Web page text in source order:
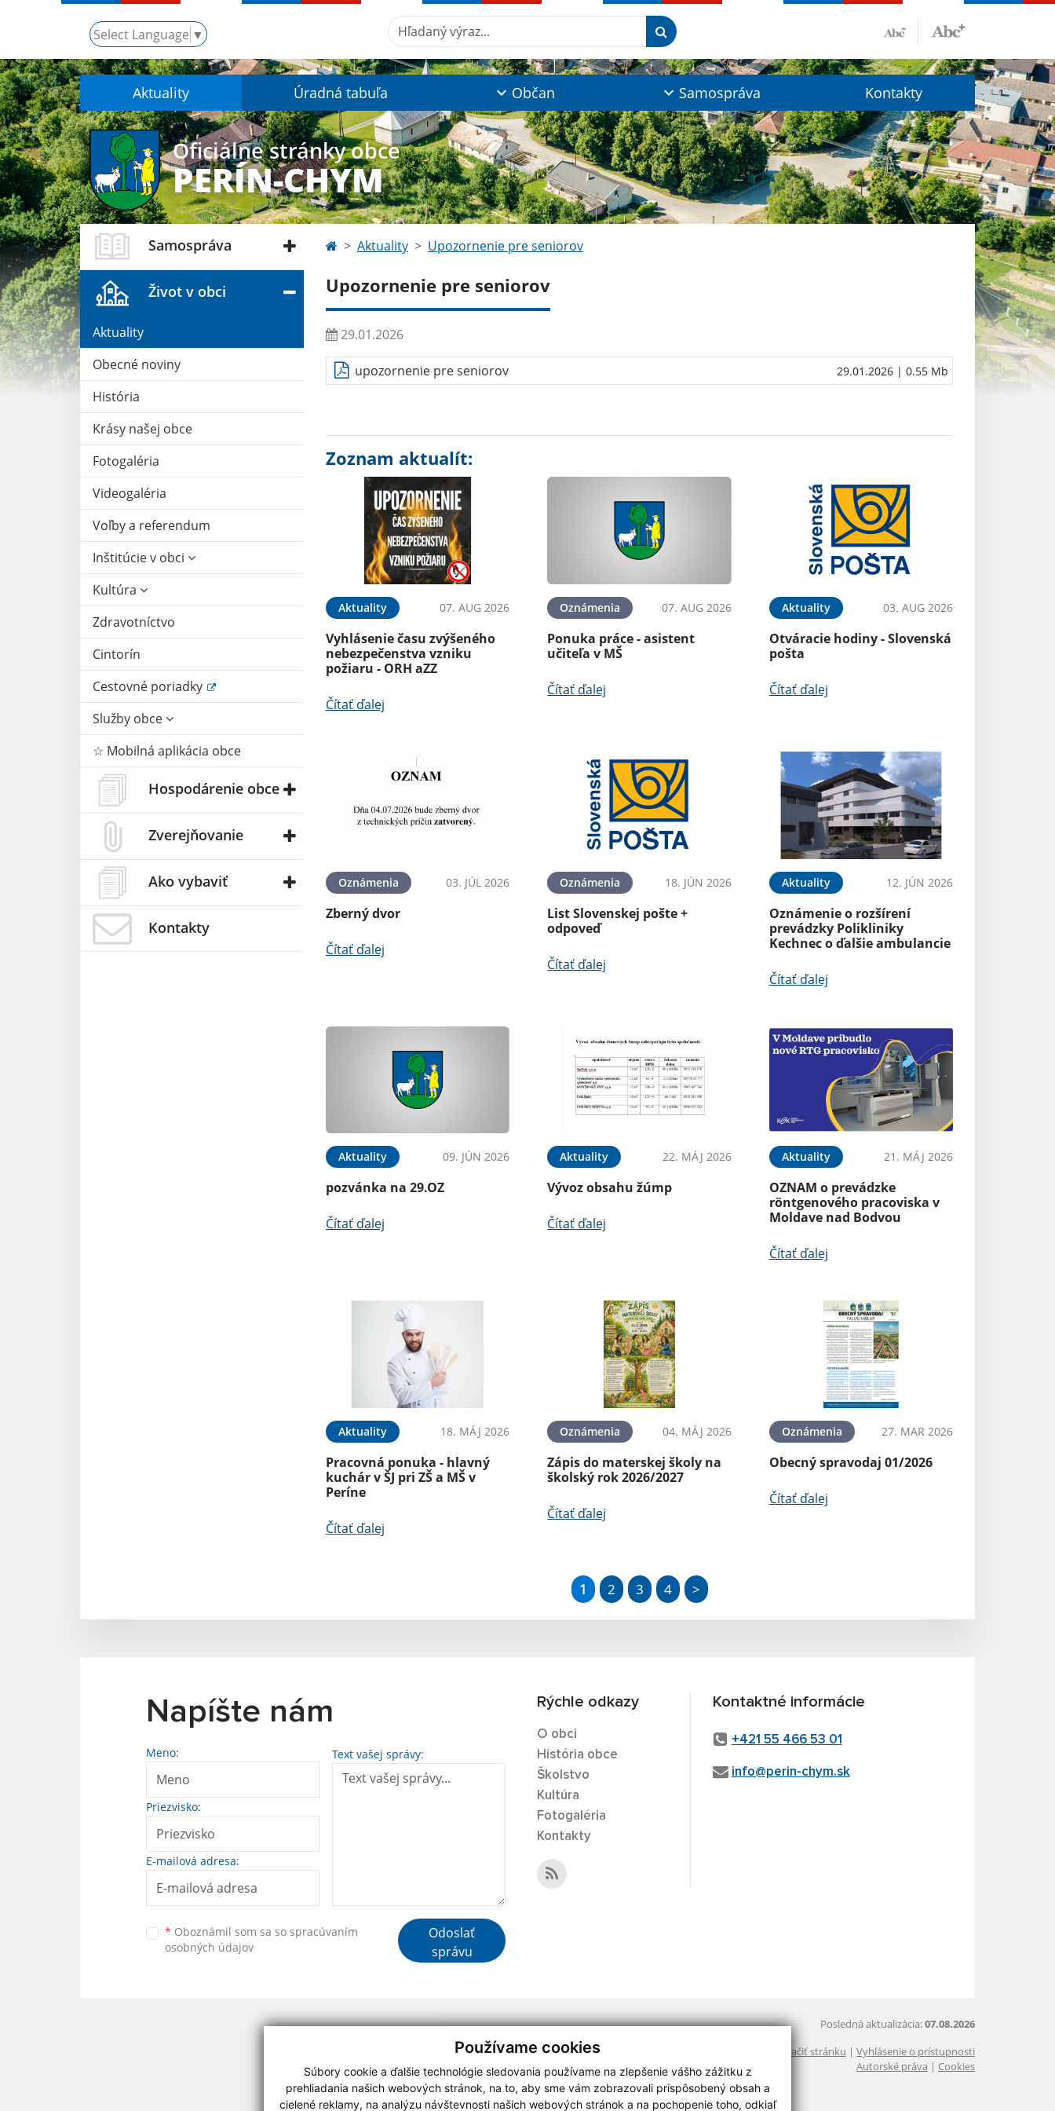
Používame cookies
Súbory cookie a ďalšie technológie sledovania používame na zlepšenie vášho zážitku z
prehliadania našich webových stránok, na to, aby sme vám zobrazovali prispôsobený obsah a
cielené reklamy, na analýzu návštevnosti našich webových stránok a na pochopenie toho, odkiaľ
Select Language ▼
Hľadaný výraz...
Aktuality Úradná tabuľa Občan Samospráva Kontakty
Oficiálne stránky obce
PERÍN-CHYM
Samospráva
Život v obci
Aktuality
Obecné noviny
História
Krásy našej obce
Fotogaléria
Videogaléria
Voľby a referendum
Inštitúcie v obci
Kultúra
Zdravotníctvo
Cintorín
Cestovné poriadky
Služby obce
☆ Mobilná aplikácia obce
Hospodárenie obce
Zverejňovanie
Ako vybaviť
Kontakty
Aktuality Upozornenie pre seniorov
Upozornenie pre seniorov
29.01.2026
upozornenie pre seniorov 29.01.2026 | 0.55 Mb
Zoznam aktualít:
Aktuality 07. AUG 2026
Vyhlásenie času zvýšeného
nebezpečenstva vzniku
požiaru - ORH aZZ
Čítať ďalej
Oznámenia 07. AUG 2026
Ponuka práce - asistent
učiteľa v MŠ
Čítať ďalej
Aktuality 03. AUG 2026
Otváracie hodiny - Slovenská
pošta
Čítať ďalej
Oznámenia 03. JÚL 2026
Zberný dvor
Čítať ďalej
Oznámenia 18. JÚN 2026
List Slovenskej pošte +
odpoveď
Čítať ďalej
Aktuality 12. JÚN 2026
Oznámenie o rozšírení
prevádzky Polikliniky
Kechnec o ďalšie ambulancie
Čítať ďalej
Aktuality 09. JÚN 2026
pozvánka na 29.OZ
Čítať ďalej
Aktuality 22. MÁJ 2026
Vývoz obsahu žúmp
Čítať ďalej
Aktuality 21. MÁJ 2026
OZNAM o prevádzke
röntgenového pracoviska v
Moldave nad Bodvou
Čítať ďalej
Aktuality 18. MÁJ 2026
Pracovná ponuka - hlavný
kuchár v ŠJ pri ZŠ a MŠ v
Períne
Čítať ďalej
Oznámenia 04. MÁJ 2026
Zápis do materskej školy na
školský rok 2026/2027
Čítať ďalej
Oznámenia 27. MAR 2026
Obecný spravodaj 01/2026
Čítať ďalej
1 2 3 4 >
Napíšte nám
Meno:
Priezvisko:
E-mailová adresa:
Text vašej správy:
* Oboznámil som sa so spracúvaním
osobných údajov
Odoslať
správu
Rýchle odkazy
O obci
História obce
Školstvo
Kultúra
Fotogaléria
Kontakty
Kontaktné informácie
+421 55 466 53 01
info@perin-chym.sk
Posledná aktualizácia:07.08.2026
Vytlačiť stránku | Vyhlásenie o prístupnosti
Autorské práva | Cookies
webdesign|